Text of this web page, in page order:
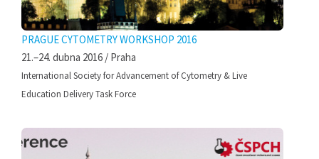
PRAGUE CYTOMETRY WORKSHOP 2016
21.–24. dubna 2016 / Praha
International Society for Advancement of Cytometry & Live
Education Delivery Task Force